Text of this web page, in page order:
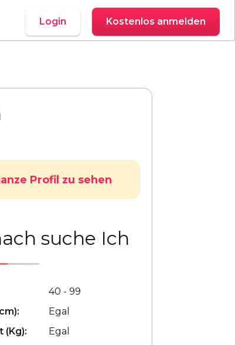
Login Kostenlos anmelden
Profil zu sehen
suche Ich
40 - 99
Egal
(Kg):
Egal